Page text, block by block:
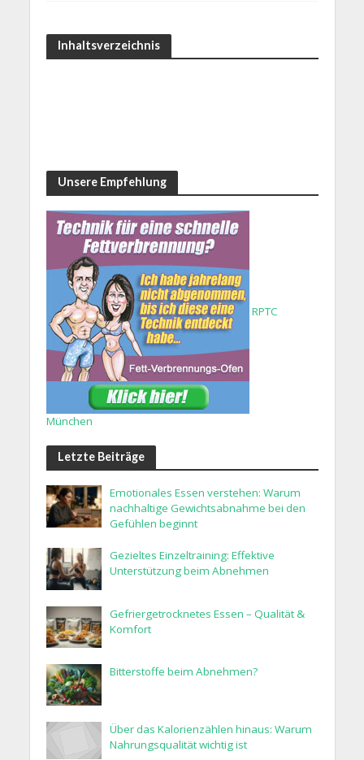
Inhaltsverzeichnis
Unsere Empfehlung
RPTC
München
Letzte Beiträge
Emotionales Essen verstehen: Warum
nachhaltige Gewichtsabnahme bei den
Gefühlen beginnt
Gezieltes Einzeltraining: Effektive
Unterstützung beim Abnehmen
Gefriergetrocknetes Essen – Qualität &
Komfort
Bitterstoffe beim Abnehmen?
Über das Kalorienzählen hinaus: Warum
Nahrungsqualität wichtig ist